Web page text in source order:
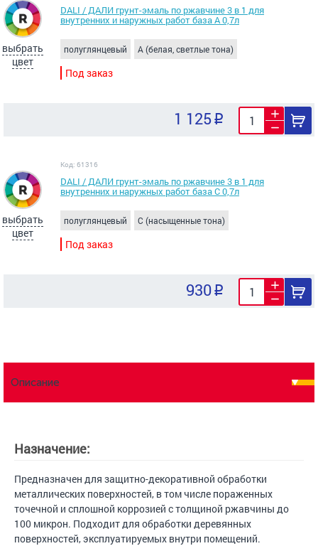
выбрать
цвет
DALI / ДАЛИ грунт-эмаль по ржавчине 3 в 1 для
внутренних и наружных работ база A 0,7л
полуглянцевый A (белая, светлые тона)
Под заказ
1 125
выбрать
цвет
Код: 61316
DALI / ДАЛИ грунт-эмаль по ржавчине 3 в 1 для
внутренних и наружных работ база C 0,7л
полуглянцевый C (насыщенные тона)
Под заказ
930
Описание
Назначение:
Предназначен для защитно-декоративной обработки
металлических поверхностей, в том числе пораженных
точечной и сплошной коррозией с толщиной ржавчины до
100 микрон. Подходит для обработки деревянных
поверхностей, эксплуатируемых внутри помещений.